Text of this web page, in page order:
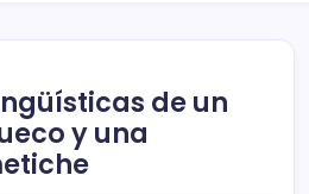
de un
y una